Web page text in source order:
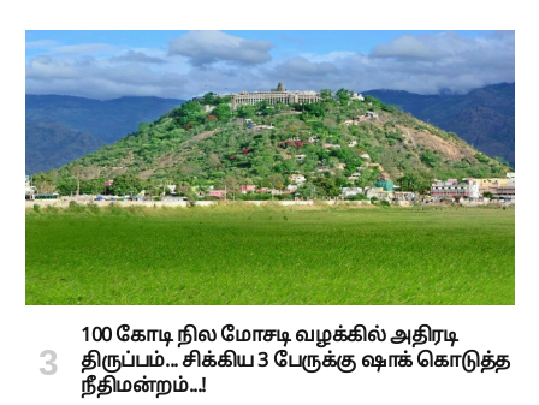
100 கோடி நில மோசடி வழக்கில் அதிரடி
திருப்பம்... சிக்கிய 3 பேருக்கு ஷாக் கொடுத்த
நீதிமன்றம்...!